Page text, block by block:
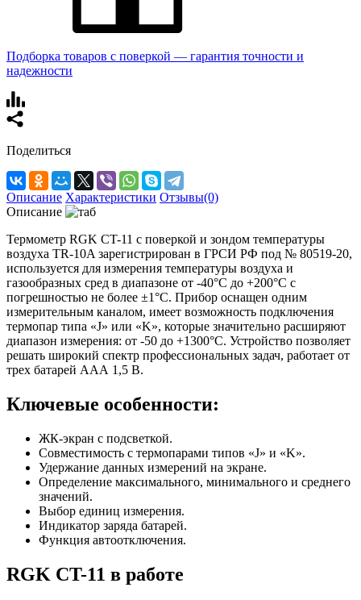
Подборка товаров с поверкой — гарантия точности и
надежности
Поделиться
Описание Характеристики Отзывы(0)
Описание
Термометр RGK CT-11 с поверкой и зондом температуры
воздуха TR-10A зарегистрирован в ГРСИ РФ под № 80519-20,
используется для измерения температуры воздуха и
газообразных сред в диапазоне от -40°С до +200°С с
погрешностью не более ±1°C. Прибор оснащен одним
измерительным каналом, имеет возможность подключения
термопар типа «J» или «K», которые значительно расширяют
диапазон измерения: от -50 до +1300°С. Устройство позволяет
решать широкий спектр профессиональных задач, работает от
трех батарей ААА 1,5 В.
Ключевые особенности:
ЖК-экран с подсветкой.
Совместимость с термопарами типов «J» и «K».
Удержание данных измерений на экране.
Определение максимального, минимального и среднего
значений.
Выбор единиц измерения.
Индикатор заряда батарей.
Функция автоотключения.
RGK CT-11 в работе